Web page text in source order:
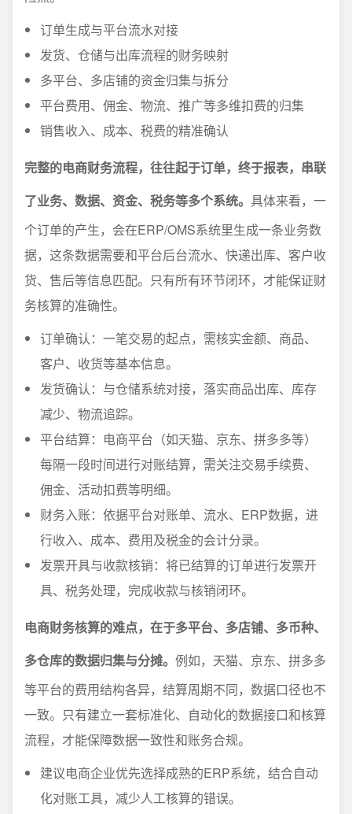
订单生成与平台流水对接
发货、仓储与出库流程的财务映射
多平台、多店铺的资金归集与拆分
平台费用、佣金、物流、推广等多维扣费的归集
销售收入、成本、税费的精准确认
完整的电商财务流程，往往起于订单，终于报表，串联
了业务、数据、资金、税务等多个系统。 具体来看，一
个订单的产生，会在ERP/OMS系统里生成一条业务数
据，这条数据需要和平台后台流水、快递出库、客户收
货、售后等信息匹配。只有所有环节闭环，才能保证财
务核算的准确性。
订单确认：一笔交易的起点，需核实金额、商品、
客户、收货等基本信息。
发货确认：与仓储系统对接，落实商品出库、库存
减少、物流追踪。
平台结算：电商平台（如天猫、京东、拼多多等）
每隔一段时间进行对账结算，需关注交易手续费、
佣金、活动扣费等明细。
财务入账：依据平台对账单、流水、ERP数据，进
行收入、成本、费用及税金的会计分录。
发票开具与收款核销：将已结算的订单进行发票开
具、税务处理，完成收款与核销闭环。
电商财务核算的难点，在于多平台、多店铺、多币种、
多仓库的数据归集与分摊。 例如，天猫、京东、拼多多
等平台的费用结构各异，结算周期不同，数据口径也不
一致。只有建立一套标准化、自动化的数据接口和核算
流程，才能保障数据一致性和账务合规。
建议电商企业优先选择成熟的ERP系统，结合自动
化对账工具，减少人工核算的错误。